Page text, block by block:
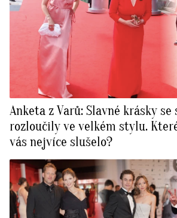
Anketa z Varů: Slavné krásky
rozloučily ve velkém stylu.
vás nejvíce slušelo?